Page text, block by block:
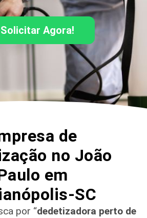
Solicitar Agora!
de
no João
em
SC
por “dedetizadora perto de